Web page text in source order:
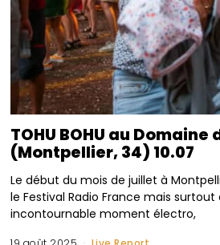
TOHU BOHU au Domaine
(Montpellier, 34) 10.07
Le début du mois de juillet à
le Festival Radio France mais surtout
incontournable moment électro,